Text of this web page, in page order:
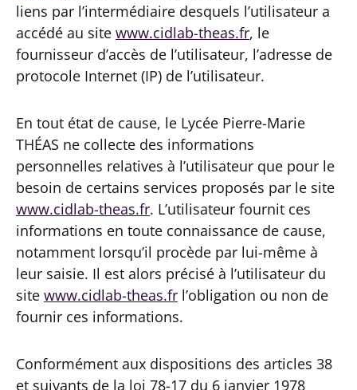
liens par l’intermédiaire desquels l’utilisateur a
accédé au site www.cidlab-theas.fr, le
fournisseur d’accès de l’utilisateur, l’adresse de
protocole Internet (IP) de l’utilisateur.
En tout état de cause, le Lycée Pierre-Marie
THÉAS ne collecte des informations
personnelles relatives à l’utilisateur que pour le
besoin de certains services proposés par le site
www.cidlab-theas.fr. L’utilisateur fournit ces
informations en toute connaissance de cause,
notamment lorsqu’il procède par lui-même à
leur saisie. Il est alors précisé à l’utilisateur du
site www.cidlab-theas.fr l’obligation ou non de
fournir ces informations.
Conformément aux dispositions des articles 38
et suivants de la loi 78-17 du 6 janvier 1978